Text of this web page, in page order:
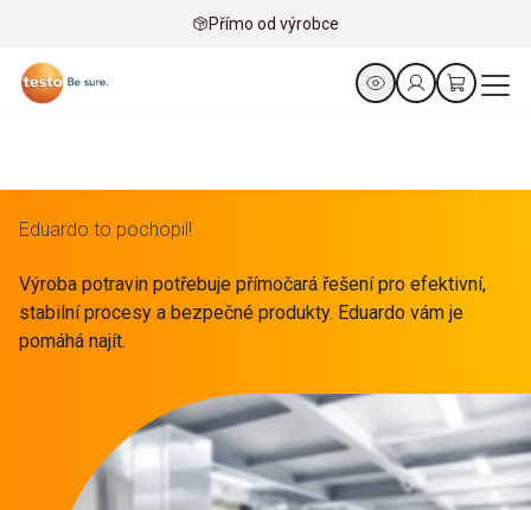
Přímo od výrobce
Eduardo to pochopil!
Výroba potravin potřebuje přímočará řešení pro efektivní,
stabilní procesy a bezpečné produkty. Eduardo vám je
pomáhá najít.